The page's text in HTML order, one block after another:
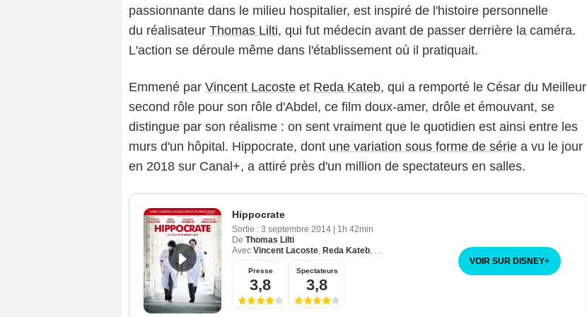
passionnante dans le milieu hospitalier, est inspiré de l'histoire personnelle
du réalisateur Thomas Lilti, qui fut médecin avant de passer derrière la caméra.
L'action se déroule même dans l'établissement où il pratiquait.
Emmené par Vincent Lacoste et Reda Kateb, qui a remporté le César du Meilleur
second rôle pour son rôle d'Abdel, ce film doux-amer, drôle et émouvant, se
distingue par son réalisme : on sent vraiment que le quotidien est ainsi entre les
murs d'un hôpital. Hippocrate, dont une variation sous forme de série a vu le jour
en 2018 sur Canal+, a attiré près d'un million de spectateurs en salles.
Hippocrate
Sortie : 3 septembre 2014
1h 42min
De Thomas Lilti
Avec Vincent Lacoste, Reda Kateb, Jacques Gamblin
Presse
3,8
Spectateurs
3,8
VOIR SUR DISNEY+